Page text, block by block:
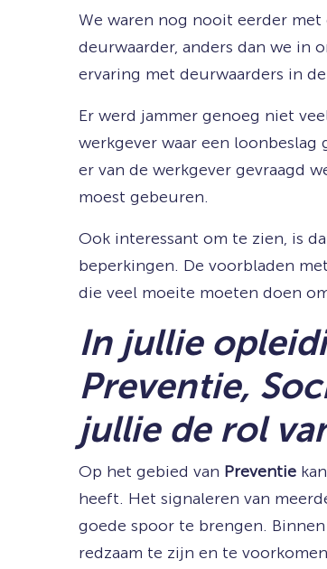
We waren nog nooit eerder
deurwaarder, anders dan we in
ervaring met deurwaarders in
Er werd jammer genoeg niet
werkgever waar een
er van de werkgever gevraagd
moest gebeuren.
Ook interessant om te zien, is
beperkingen. De voorbladen
die veel moeite moeten doen
In jullie
Preventie,
jullie de rol
Op het gebied van Preventie
heeft. Het signaleren van
goede spoor te brengen.
redzaam te zijn en te